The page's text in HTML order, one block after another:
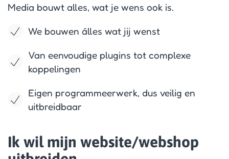
Media bouwt alles, wat je wens ook is.
We bouwen álles wat jij wenst
Van eenvoudige plugins tot complexe
koppelingen
Eigen programmeerwerk, dus veilig en
uitbreidbaar
Ik wil mijn website/webshop